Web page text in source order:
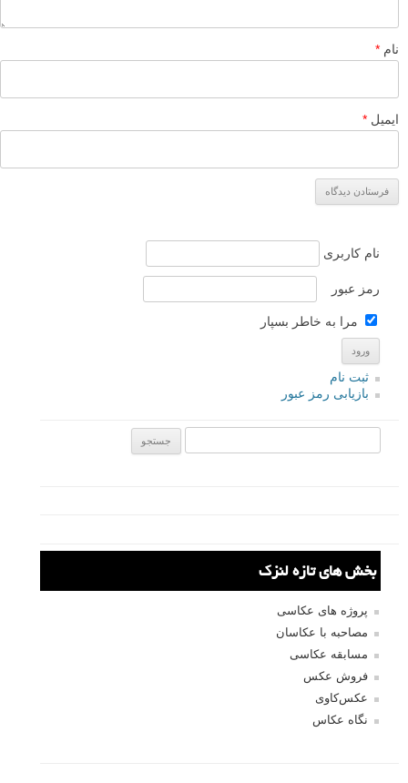
نام *
ایمیل *
نام کاربری
رمز عبور
مرا به خاطر بسپار
ثبت نام
بازیابی رمز عبور
بخش های تازه لنزک
پروژه های عکاسی
مصاحبه با عکاسان
مسابقه عکاسی
فروش عکس
عکس‌کاوی
نگاه عکاس